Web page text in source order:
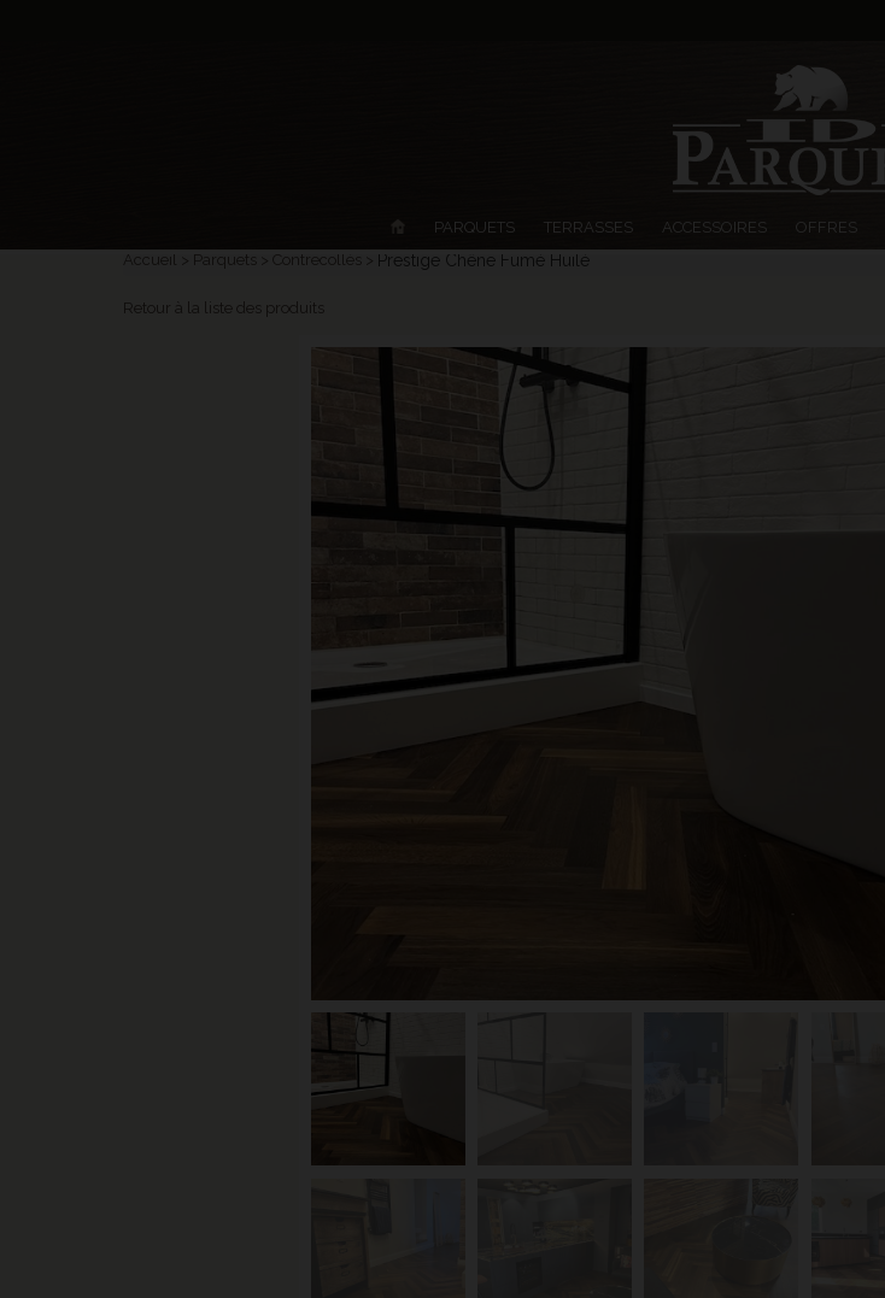
Accueil Parquets Contrecollés Prestige Chêne Fumé Huilé
Retour à la liste des produits
PARQUETS TERRASSES ACCESSOIRES OFFRES